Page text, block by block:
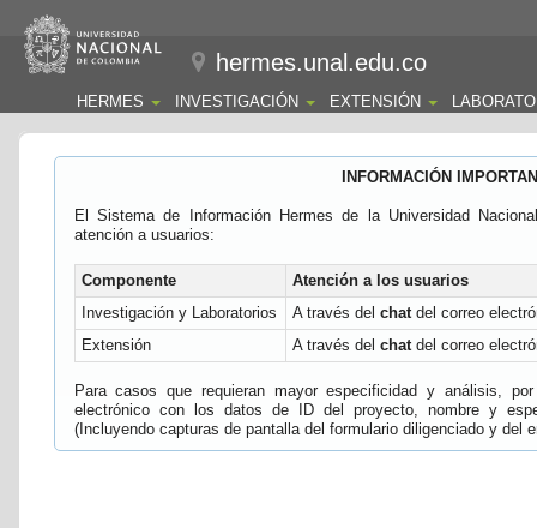
hermes.unal.edu.co
HERMES INVESTIGACIÓN EXTENSIÓN
INFORMACIÓN
El Sistema de Información Hermes de la Universidad
atención a usuarios:
Componente
Atención a los usuarios
Investigación y Laboratorios
A través del chatdel correo
Extensión
A través del chatdel correo
Para casos que requieran mayor especificidad y análisis,
electrónico con los datos de ID del proyecto, nombre y
(Incluyendo capturas de pantalla del formulario diligenciado y del